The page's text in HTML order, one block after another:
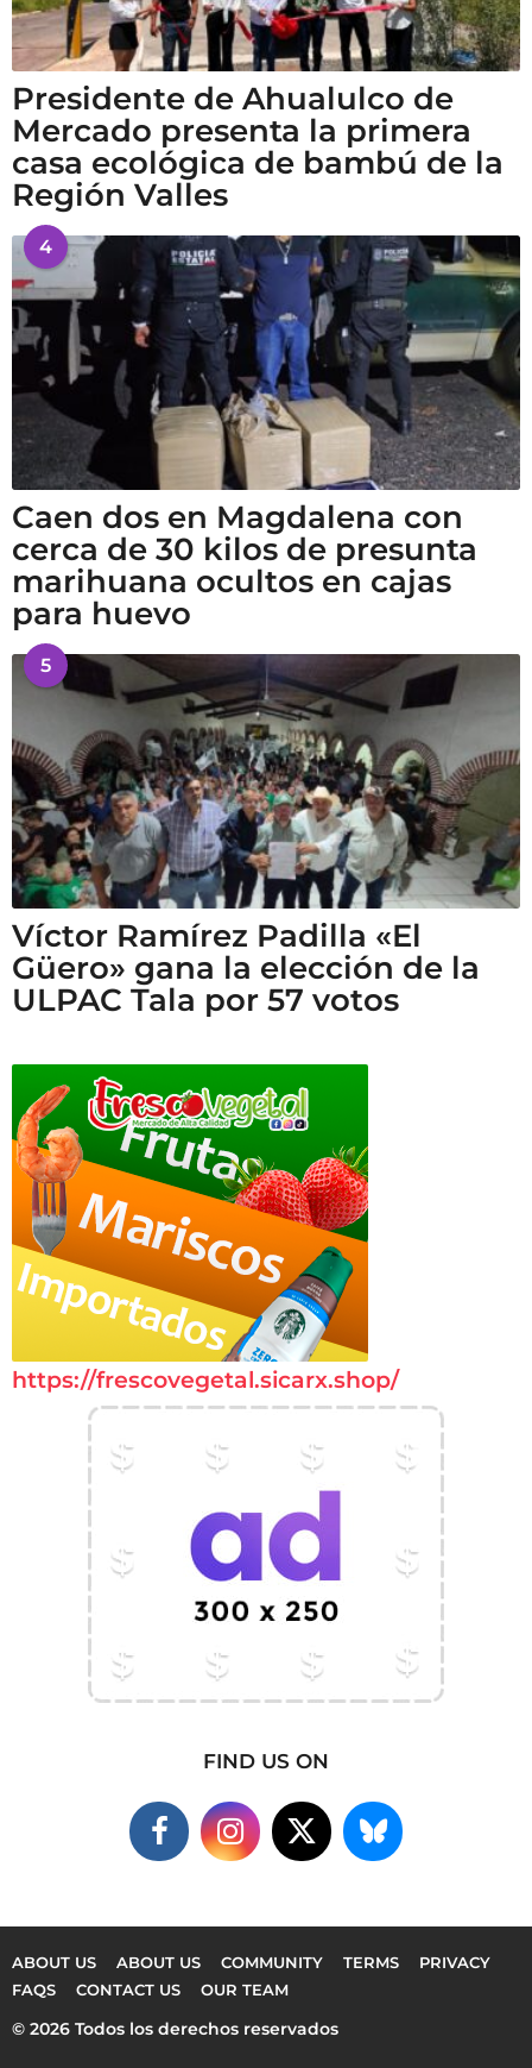
Presidente de Ahualulco de
Mercado presenta la primera
casa ecológica de bambú de la
Región Valles
4
Caen dos en Magdalena con
cerca de 30 kilos de presunta
marihuana ocultos en cajas
para huevo
5
Víctor Ramírez Padilla «El
Güero» gana la elección de la
ULPAC Tala por 57 votos
https://frescovegetal.sicarx.shop/
FIND US ON
ABOUT US ABOUT US COMMUNITY TERMS
PRIVACY
FAQS
CONTACT US OUR TEAM
© 2026 Todos los derechos reservados